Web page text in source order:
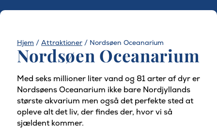
Hjem / Attraktioner / Nordsøen Oceanarium
Nordsøen Oceanarium
Med seks millioner liter vand og 81 arter af dyr er
Nordsøens Oceanarium ikke bare Nordjyllands
største akvarium men også det perfekte sted at
opleve alt det liv, der findes der, hvor vi så
sjældent kommer.